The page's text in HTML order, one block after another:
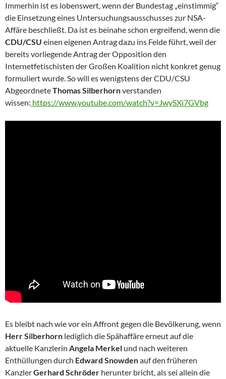
Immerhin ist es lobenswert, wenn der Bundestag „einstimmig“
die Einsetzung eines Untersuchungsausschusses zur NSA-
Affäre beschließt. Da ist es beinahe schon ergreifend, wenn die
CDU/CSU einen eigenen Antrag dazu ins Felde führt, weil der
bereits vorliegende Antrag der Opposition den
Internetfetischisten der Großen Koalition nicht konkret genug
formuliert wurde. So will es wenigstens der CDU/CSU
AbgeordneteThomas Silberhornverstanden
wissen: https://www.youtube.com/watch?v=JwySXi7GVbg
Es bleibt nach wie vor ein Affront gegen die Bevölkerung, wenn
Herr Silberhorn lediglich die Spähaffäre erneut auf die
aktuelle Kanzlerin Angela Merkel und nach weiteren
Enthüllungen durch Edward Snowdenauf den früheren
KanzlerGerhard Schröder herunter bricht, als sei allein die